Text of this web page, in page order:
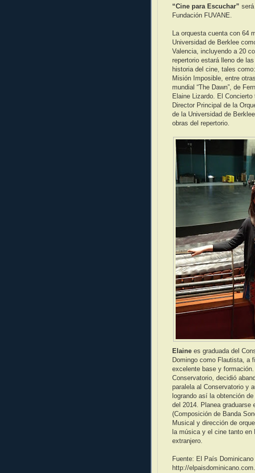
“Cine para Escuchar”
Fundación FUVANE.
La orquesta cuenta con 64
Universidad de Berklee
Valencia, incluyendo a 20
repertorio estará lleno de
historia del cine, tales
Misión Imposible, entre
mundial “The Dawn”, de
Elaine Lizardo. El
Director Principal de la
de la Universidad de
obras del repertorio.
Elaine es graduada del
Domingo como Flautista, a
excelente base y
Conservatorio, decidió
paralela al Conservatorio y
logrando así la obtención
del 2014. Planea graduarse
(Composición de Banda
Musical y dirección de
la música y el cine tanto en
extranjero.
Fuente: El País Dominicano
http://